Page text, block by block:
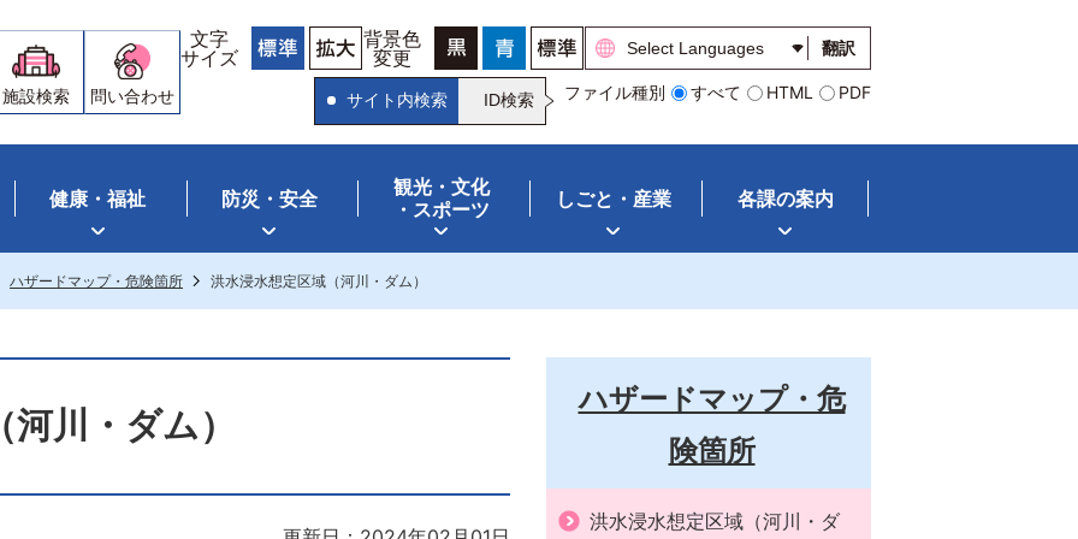
施設検索 問い合わせ
文字
サイズ
背景色
変更
翻訳
サイト内検索 ID検索 ファイル種別 すべて HTML PDF
健康・福祉 防災・安全
観光・文化
・スポーツ
しごと・産業 各課の案内
ハザードマップ・危険箇所 洪水浸水想定区域（河川・ダム）
川・ダム）
ハザードマップ・危
険箇所
洪水浸水想定区域（河川・ダ